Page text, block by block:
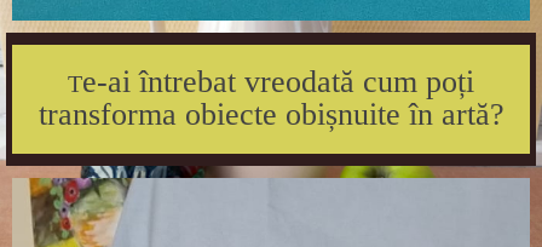
Te-ai întrebat vreodată cum poți
transforma obiecte obișnuite în artă?